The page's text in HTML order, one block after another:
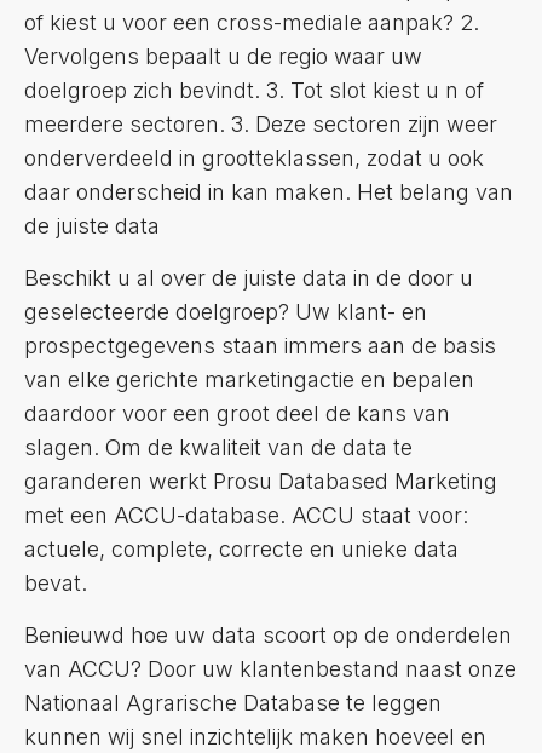
of kiest u voor een cross-mediale aanpak? 2.
Vervolgens bepaalt u de regio waar uw
doelgroep zich bevindt. 3. Tot slot kiest u n of
meerdere sectoren. 3. Deze sectoren zijn weer
onderverdeeld in grootteklassen, zodat u ook
daar onderscheid in kan maken. Het belang van
de juiste data
Beschikt u al over de juiste data in de door u
geselecteerde doelgroep? Uw klant- en
prospectgegevens staan immers aan de basis
van elke gerichte marketingactie en bepalen
daardoor voor een groot deel de kans van
slagen. Om de kwaliteit van de data te
garanderen werkt Prosu Databased Marketing
met een ACCU-database. ACCU staat voor:
actuele, complete, correcte en unieke data
bevat.
Benieuwd hoe uw data scoort op de onderdelen
van ACCU? Door uw klantenbestand naast onze
Nationaal Agrarische Database te leggen
kunnen wij snel inzichtelijk maken hoeveel en